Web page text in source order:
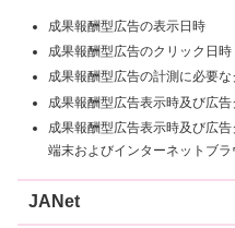
成果報酬型広告の表示日時
成果報酬型広告のクリック日時
成果報酬型広告の計測に必要
成果報酬型広告表示時及び広
成果報酬型広告表示時及び広
端末およびインターネットブ
JANet